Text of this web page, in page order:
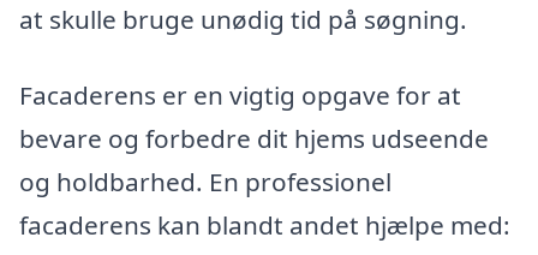
at skulle bruge unødig tid på søgning.
Facaderens er en vigtig opgave for at
bevare og forbedre dit hjems udseende
og holdbarhed. En professionel
facaderens kan blandt andet hjælpe med: